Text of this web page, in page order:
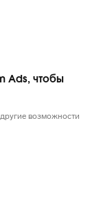
Ads, чтобы
возможности